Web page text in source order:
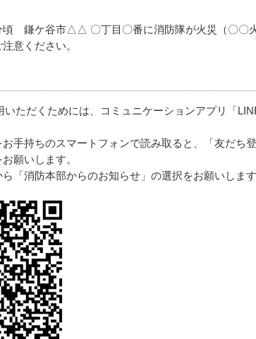
鎌ケ谷市△△ 〇丁目〇番に消防隊が火災（〇〇火
意ください。
ただくためには、コミュニケーションアプリ「
手持ちのスマートフォンで読み取ると、「友だち
願いします。
「消防本部からのお知らせ」の選択をお願いします